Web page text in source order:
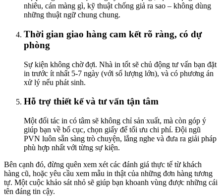
nhiêu, cán màng gì, kỹ thuật chống giả ra sao – không dùng
những thuật ngữ chung chung.
Thời gian giao hàng cam kết rõ ràng, có dự
phòng
Sự kiện không chờ đợi. Nhà in tốt sẽ chủ động tư vấn bạn đặt
in trước ít nhất 5-7 ngày (với số lượng lớn), và có phương án
xử lý nếu phát sinh.
Hỗ trợ thiết kế và tư vấn tận tâm
Một đối tác in có tâm sẽ không chỉ sản xuất, mà còn góp ý
giúp bạn về bố cục, chọn giấy để tối ưu chi phí. Đội ngũ
PVN luôn sẵn sàng trò chuyện, lắng nghe và đưa ra giải pháp
phù hợp nhất với từng sự kiện.
Bên cạnh đó, đừng quên xem xét các đánh giá thực tế từ khách
hàng cũ, hoặc yêu cầu xem mẫu in thật của những đơn hàng tương
tự. Một cuộc khảo sát nhỏ sẽ giúp bạn khoanh vùng được những cái
tên đáng tin cậy.